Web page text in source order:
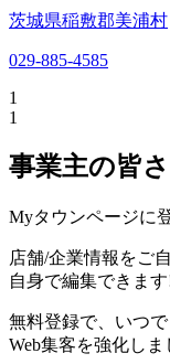
茨城県稲敷郡美浦村
029-885-4585
1
1
事業主の皆
Myタウンページに
店舗/企業情報をご
自身で編集できま
無料登録で、いつ
Web集客を強化しま